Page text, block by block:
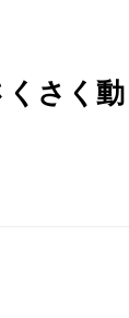
くさく動